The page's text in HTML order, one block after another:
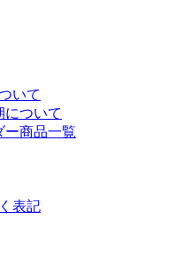
いて
について
ー商品一覧
表記